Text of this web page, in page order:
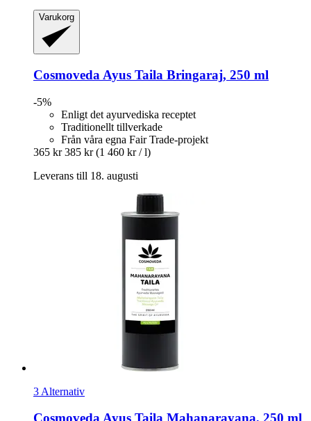
Varukorg
Cosmoveda Ayus Taila Bringaraj, 250 ml
-5%
Enligt det ayurvediska receptet
Traditionellt tillverkade
Från våra egna Fair Trade-projekt
365 kr 385 kr (1 460 kr / l)
Leverans till 18. augusti
3 Alternativ
Cosmoveda Ayus Taila Mahanarayana, 250 ml